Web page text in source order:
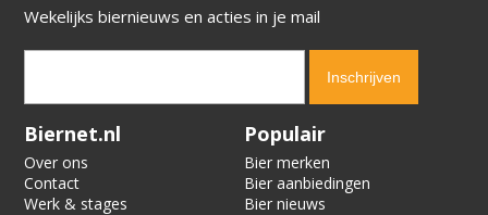
Wekelijks biernieuws en acties in je mail
Verification code:
Biernet.nl
Over ons
Contact
Werk & stages
Populair
Bier merken
Bier aanbiedingen
Bier nieuws